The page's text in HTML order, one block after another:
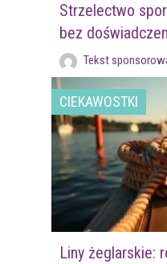
Strzelectwo
bez
Tekst
CIEKAWOSTKI
Liny żeglarskie: